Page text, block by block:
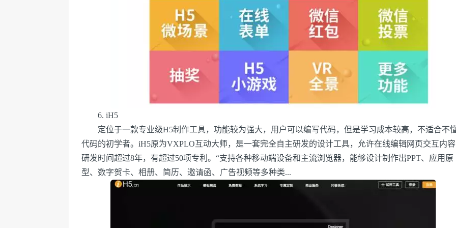
6. iH5
定位于一款专业级H5制作工具，功能较为强大，用户可以编写代码，但是学习成本较高，不适合不
代码的初学者。iH5原为VXPLO互动大师，是一套完全自主研发的设计工具，允许在线编辑网页交互内
研发时间超过8年，有超过50项专利。“支持各种移动端设备和主流浏览器，能够设计制作出PPT、应用原
型、数字贺卡、相册、简历、邀请函、广告视频等多种类...